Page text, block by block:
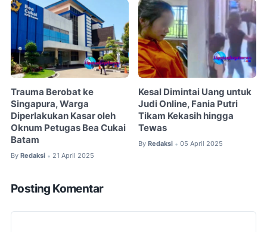
Trauma Berobat ke
Singapura, Warga
Diperlakukan Kasar oleh
Oknum Petugas Bea Cukai
Batam
By Redaksi • 21 April 2025
Kesal Dimintai Uang untuk
Judi Online, Fania Putri
Tikam Kekasih hingga
Tewas
By Redaksi • 05 April 2025
Posting Komentar